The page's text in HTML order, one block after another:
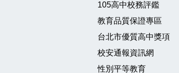
105高中校務評鑑
教育品質保證專區
台北市優質高中獎項
校安通報資訊網
性別平等教育